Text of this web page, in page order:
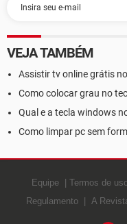
VEJA TAMBÉM
Assistir tv online grátis
Como colocar grau no
Qual e a tecla windows
Como limpar pc sem
Equipe Termos de
Regulamento
A